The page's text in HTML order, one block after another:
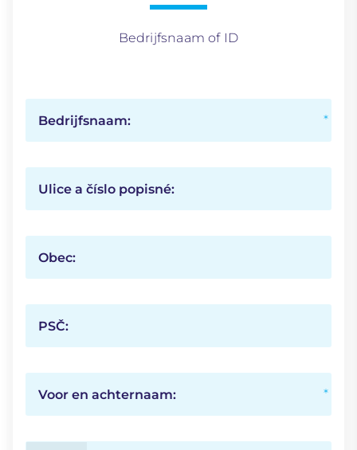
Bedrijfsnaam of ID
Bedrijfsnaam:
Ulice a číslo popisné:
Obec:
PSČ:
Voor en achternaam: